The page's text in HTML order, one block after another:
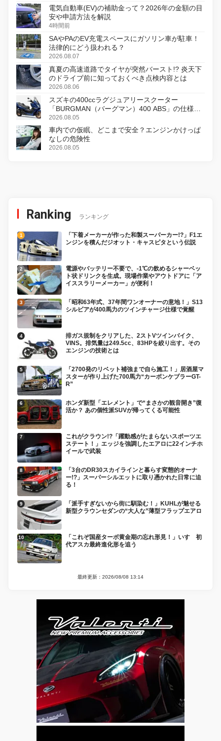
電気自動車(EV)の補助金って？2026年の金額の目
安や申請方法を解説
4時間前
SAやPAのEV充電スペースにガソリン車が駐車！
法律的にどう扱われる？
2026.08.07
真夏の高速道路でタイヤが突然バースト!? 炎天下
のドライブ前に知っておくべき点検内容とは
2026.08.06
スズキの400ccラグジュアリースクーター
「BURGMAN（バーグマン）400 ABS」の仕様を
変更し、8月18日に発売
2026.08.05
車内での仮眠、どこまで安全？エンジンかけっぱ
なしの危険性
2026.08.05
Ranking ランキング
「下着メーカーが作った和製スーパーカー!?」F1エ
ンジンを積んだジオット・キャスピタという伝説
電源やバッテリー不要で、-1℃の飲めるシャーベッ
ト状ドリンクを生成。現場作業やアウトドアに「ア
イススラリーメーカー」が便利！
「昭和63年式、37年間ワンオーナーの意地！」S13
シルビアが400馬力のツインチャージ仕様で覚醒
排ガス規制をクリアした、2ストVツインバイク、
VINS。排気量は249.5cc、83HPを絞り出す。その
エンジンの技術とは
「2700発のリベット補強まで自ら施工！」居酒屋マ
スターが作り上げた700馬力“カーボンケブラーGT-
R”
ホンダ新型「エレメント」で“まさかの観音開き”復
活か？ あの個性派SUVが帰ってくる可能性
これがクラウン!?「躍動感がたまらないスポーツエ
ステート！」エッジを強調したエアロに22インチホ
イールで武装
「3台のDR30スカイラインと暮らす変態的オーナ
ー!?」スーパーシルエットに取り憑かれた日常に迫
る！
「派手すぎないから街に馴染む！」KUHLが魅せる
新型クラウンセダンの“大人な”薄型フラップエアロ
「これぞ国産ターボ黄金期の忘れ形見！」いすゞ初
代アスカ最終進化形を追う
最終更新：2026/08/08 13:14